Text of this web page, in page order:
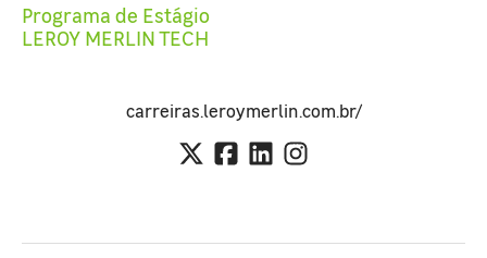
Programa de Estágio
LEROY MERLIN TECH
carreiras.leroymerlin.com.br/